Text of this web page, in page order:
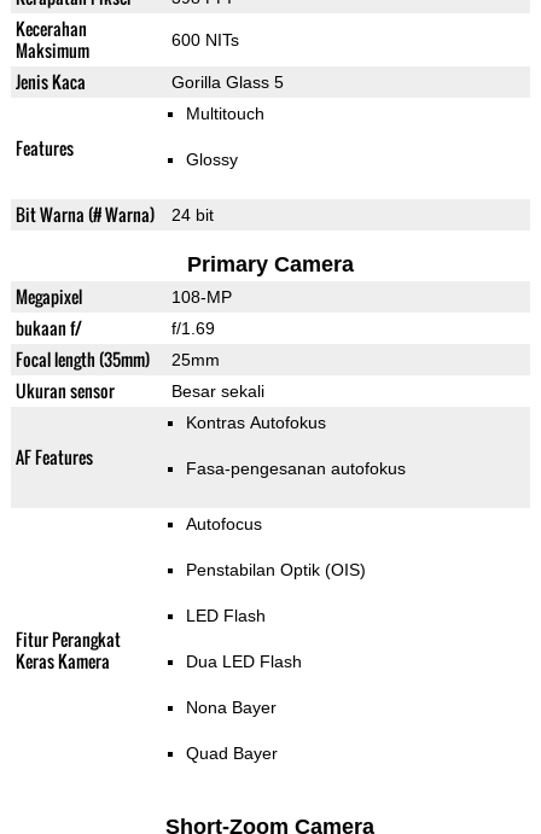
Kecerahan
Maksimum
600 NITs
Jenis Kaca Gorilla Glass 5
Features
Multitouch
Glossy
Bit Warna (# Warna) 24 bit
Primary Camera
Megapixel 108-MP
bukaan f/ f/1.69
Focal length (35mm) 25mm
Ukuran sensor Besar sekali
AF Features
Kontras Autofokus
Fasa-pengesanan autofokus
Fitur Perangkat
Keras Kamera
Autofocus
Penstabilan Optik (OIS)
LED Flash
Dua LED Flash
Nona Bayer
Quad Bayer
Short-Zoom Camera